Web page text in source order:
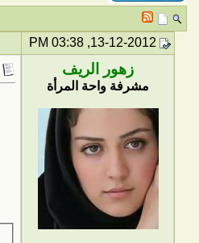
زهور الريف
مشرفة واحة المرأة